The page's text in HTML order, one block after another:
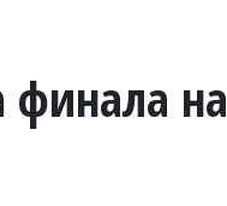
финала на